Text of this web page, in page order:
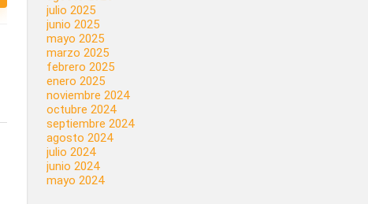
julio 2025
junio 2025
mayo 2025
marzo 2025
febrero 2025
enero 2025
noviembre 2024
octubre 2024
septiembre 2024
agosto 2024
julio 2024
junio 2024
mayo 2024